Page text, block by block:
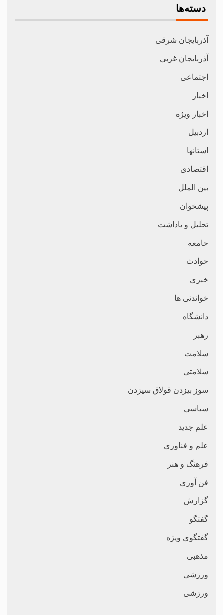
دسته‌ها
آذربایجان شرقی
آذربایجان غربی
اجتماعی
اخبار
اخبار ویژه
اردبیل
استانها
اقتصادی
بین الملل
پیشخوان
تحلیل و یاداشت
جامعه
حوادث
خبری
خواندنی ها
دانشگاه
رهبر
سلامت
سلامتی
سوز بیزدن قولاق سیزدن
سیاسی
علم جدید
علم و فناوری
فرهنگ و هنر
فن آوری
گزارش
گفتگو
گفتگوی ویژه
مذهبی
ورزشی
ورزشی